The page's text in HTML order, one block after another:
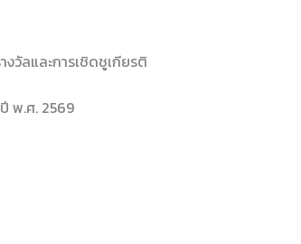
วัลและการเชิดชูเกียรติ
พ.ศ. 2569